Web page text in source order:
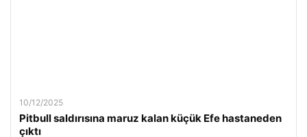
10/12/2025
Pitbull saldırısına maruz kalan küçük Efe hastaneden
çıktı